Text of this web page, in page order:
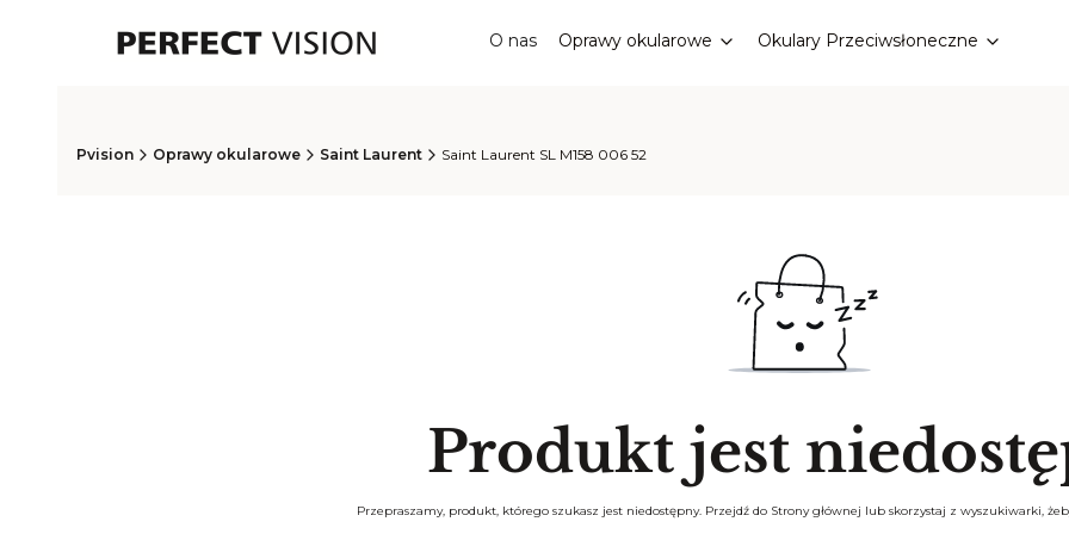
O nas Oprawy okularowe Okulary Przeciwsłoneczne
Pvision Oprawy okularowe Saint Laurent Saint Laurent SL M158 006 52
Produkt jest
Przepraszamy, produkt, którego szukasz jest niedostępny. Przejdź do Strony głównej lub skorzystaj z wyszukiwarki,